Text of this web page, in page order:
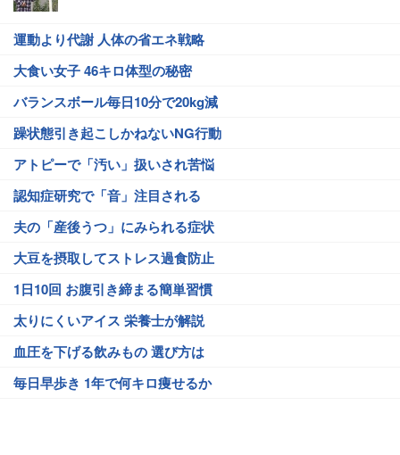
運動より代謝 人体の省エネ戦略
大食い女子 46キロ体型の秘密
バランスボール毎日10分で20kg減
躁状態引き起こしかねないNG行動
アトピーで「汚い」扱いされ苦悩
認知症研究で「音」注目される
夫の「産後うつ」にみられる症状
大豆を摂取してストレス過食防止
1日10回 お腹引き締まる簡単習慣
太りにくいアイス 栄養士が解説
血圧を下げる飲みもの 選び方は
毎日早歩き 1年で何キロ痩せるか